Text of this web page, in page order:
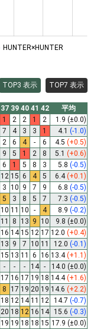
HUNTER×HUNTER
TOP3 表示 TOP7 表示
37 39 40 41 42
平均
1 2 2 1 2 1.9 (±0.0)
7 4 3 3 1 4.1 (-1.0)
2 6 4 - 6 4.5 (+0.5)
9 5 1 2 8 5.1 (+0.6)
6 1 5 8 3 5.8 (-0.5)
12 15 6 4 5 6.4(+0.1)
3 10 9 7 9 6.8 (-0.5)
5 3 8 5 7 7.3 (-0.5)
10 11 10 - 4 8.9 (-0.2)
11 8 13 9 10 9.8 (±0.0)
16 14 15 12 17 12.0 (+0.4)
13 9 7 10 11 12.0 (-0.1)
15 13 11 6 16 13.4(+1.1)
- - - 14 - 14.0 (±0.0)
17 16 17 19 18 14.4(+1.6)
8 17 19 20 19 14.6 (+2.2)
18 12 14 11 12 14.7 (-0.7)
20 18 12 16 14 15.6 (-0.3)
19 19 18 18 15 17.9 (±0.0)